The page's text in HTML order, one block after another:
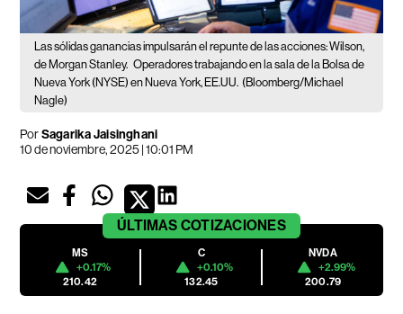
Las sólidas ganancias impulsarán el repunte de las acciones: Wilson,
de Morgan Stanley. Operadores trabajando en la sala de la Bolsa de
Nueva York (NYSE) en Nueva York, EE.UU. (Bloomberg/Michael
Nagle)
PorSagarika Jaisinghani
10 de noviembre, 2025 | 10:01 PM
ÚLTIMAS COTIZACIONES
MS
+0.17%
210.42
C
+0.10%
132.45
NVDA
+2.99%
200.79